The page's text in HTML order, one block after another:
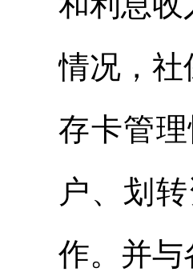
情况，社
存卡管
户、划
作。并与